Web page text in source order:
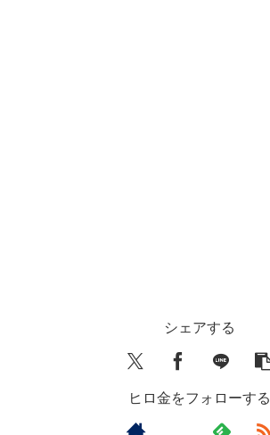
シェアする
ヒロ金をフォローする